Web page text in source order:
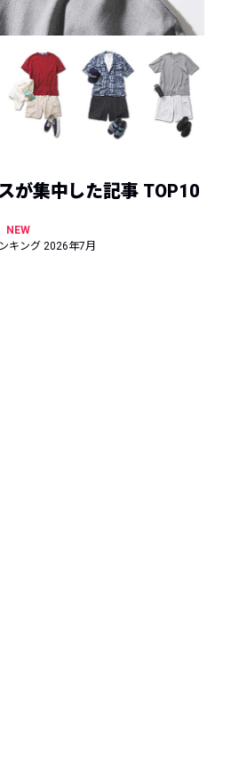
が集中した記事 TOP10
NEW
キング 2026年7月